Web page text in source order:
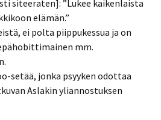
siteeraten]: ”Lukee kaikenlaista
elämän.”
ei polta piippukessua ja on
mm.
setää, jonka psyyken odottaa
Aslakin yliannostuksen